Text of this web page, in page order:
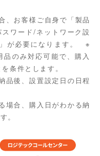
、お客様ご自身で「製品
ワード/ネットワーク設
が必要になります。 ※
のみ対応可能で、購入
条件とします。
品後、設置設定日の日程
場合、購入日がわかる納
。